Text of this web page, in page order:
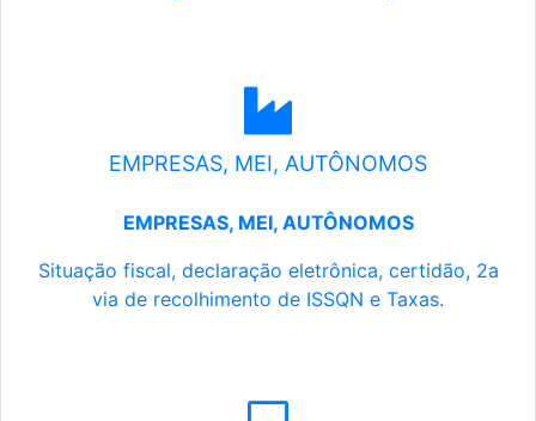
EMPRESAS, MEI, AUTÔNOMOS
EMPRESAS, MEI, AUTÔNOMOS
Situação fiscal, declaração eletrônica, certidão, 2a
via de recolhimento de ISSQN e Taxas.